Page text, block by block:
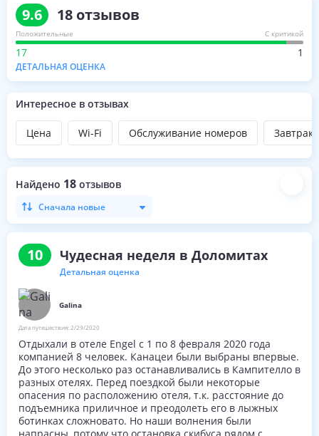
9.6 18 отзывов
Положительные С критикой
17 1
ДЕТАЛЬНАЯ ОЦЕНКА
Интересное в отзывах
Цена Wi-Fi Обслуживание номеров Завтраки
Найдено 18 отзывов
Сначала новые
10 Чудесная неделя в Доломитах
Детальная оценка
Galina
Дата путешествия: 2/29/2020
Отдыхали в отеле Engel с 1 по 8 февраля 2020 года
компанией 8 человек. Канацеи были выбраны впервые.
До этого несколько раз останавливались в Кампителло в
разных отелях. Перед поездкой были некоторые
опасения по расположению отеля, т.к. расстояние до
подъемника приличное и преодолеть его в лыжных
ботинках сложновато. Но наши волнения были